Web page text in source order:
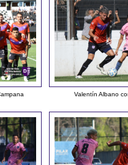
Valentín Albano